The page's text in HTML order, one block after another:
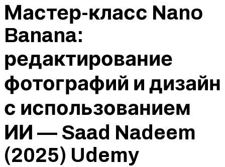
Мастер-класс Nano
Banana:
редактирование
фотографий и дизайн
с использованием
ИИ — Saad Nadeem
(2025) Udemy